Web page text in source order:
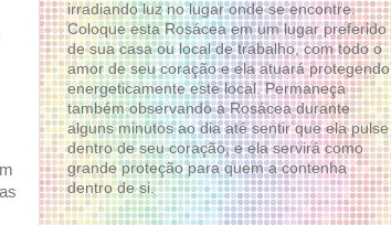
irradiando luz no lugar onde se encontre.
Coloque esta Rosácea em um lugar preferido
de sua casa ou local de trabalho, com todo o
amor de seu coração e ela atuará protegendo
energeticamente este local. Permaneça
também observando a Rosácea durante
alguns minutos ao dia até sentir que ela pulse
dentro de seu coração, e ela servirá como
grande proteção para quem a contenha
dentro de si.